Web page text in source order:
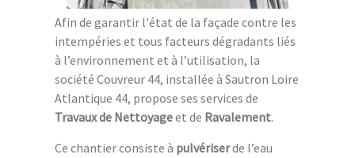
Afin de garantir l'état de la façade contre les
intempéries et tous facteurs dégradants liés
à l’environnement et à l’utilisation, la
société Couvreur 44, installée à Sautron Loire
Atlantique 44, propose ses services de
Travaux de Nettoyageet de Ravalement.
Ce chantier consiste à pulvériserde l’eau